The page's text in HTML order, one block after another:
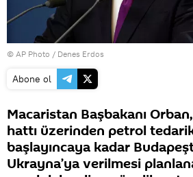
© AP Photo / Denes Erdos
Abone ol
Macaristan Başbakanı
hattı üzerinden petrol
başlayıncaya kadar
Ukrayna’ya verilmesi